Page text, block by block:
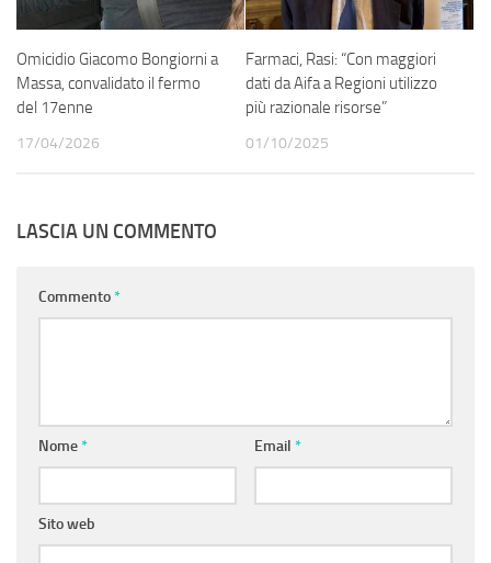
Omicidio Giacomo Bongiorni a
Massa, convalidato il fermo
del 17enne
17/04/2026
Farmaci, Rasi: “Con maggiori
dati da Aifa a Regioni utilizzo
più razionale risorse”
01/10/2025
LASCIA UN COMMENTO
Commento*
Nome* Email *
Sito web